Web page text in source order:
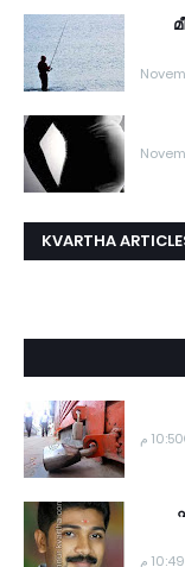
KVARTHA
10:50 م
10:49 م